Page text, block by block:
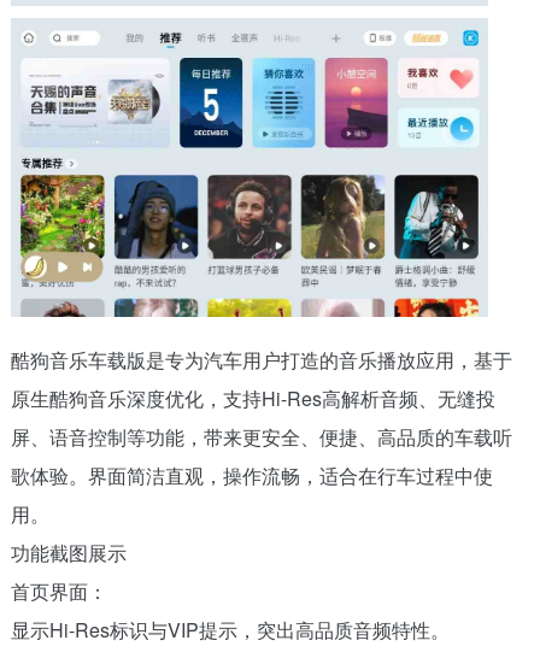
酷狗音乐车载版是专为汽车用户打造的音乐播放应用，基于
原生酷狗音乐深度优化，支持Hi-Res高解析音频、无缝投
屏、语音控制等功能，带来更安全、便捷、高品质的车载听
歌体验。界面简洁直观，操作流畅，适合在行车过程中使
用。
功能截图展示
首页界面：
显示Hi-Res标识与VIP提示，突出高品质音频特性。